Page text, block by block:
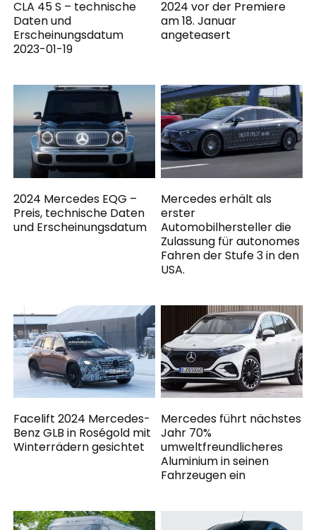
CLA 45 S – technische
Daten und
Erscheinungsdatum
2023-01-19
2024 vor der Premiere
am 18. Januar
angeteasert
2024 Mercedes EQG –
Preis, technische Daten
und Erscheinungsdatum
Mercedes erhält als
erster
Automobilhersteller die
Zulassung für autonomes
Fahren der Stufe 3 in den
USA.
Facelift 2024 Mercedes-
Benz GLB in Roségold mit
Winterrädern gesichtet
Mercedes führt nächstes
Jahr 70%
umweltfreundlicheres
Aluminium in seinen
Fahrzeugen ein